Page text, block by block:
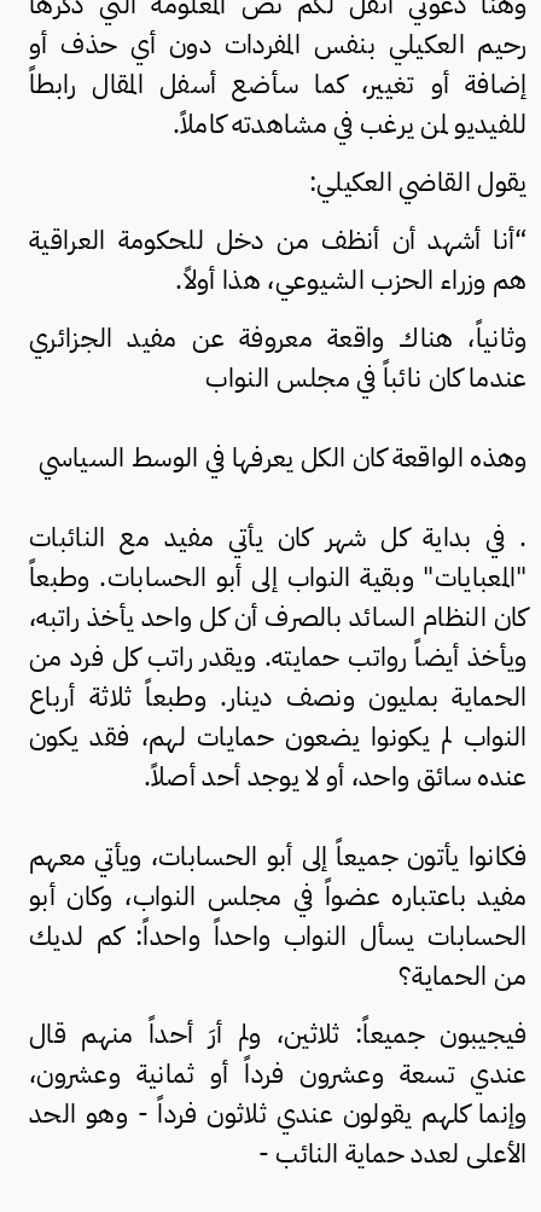
رحيم العكيلي بنفس المفردات دون أي حذف أو
إضافة أو تغيير، كما سأضع أسفل المقال رابطاً
للفيديو لمن يرغب في مشاهدته كاملاً.
يقول القاضي العكيلي:
“أنا أشهد أن أنظف من دخل للحكومة العراقية
هم وزراء الحزب الشيوعي، هذا أولاً.
وثانياً، هناك واقعة معروفة عن مفيد الجزائري
عندما كان نائباً في مجلس النواب
وهذه الواقعة كان الكل يعرفها في الوسط السياسي
. في بداية كل شهر كان يأتي مفيد مع النائبات
"المعبايات" وبقية النواب إلى أبو الحسابات. وطبعاً
كان النظام السائد بالصرف أن كل واحد يأخذ راتبه،
ويأخذ أيضاً رواتب حمايته. ويقدر راتب كل فرد من
الحماية بمليون ونصف دينار. وطبعاً ثلاثة أرباع
النواب لم يكونوا يضعون حمايات لهم، فقد يكون
عنده سائق واحد، أو لا يوجد أحد أصلاً.
فكانوا يأتون جميعاً إلى أبو الحسابات، ويأتي معهم
مفيد باعتباره عضواً في مجلس النواب، وكان أبو
الحسابات يسأل النواب واحداً واحداً: كم لديك
من الحماية؟
فيجيبون جميعاً: ثلاثين، ولم أرَ أحداً منهم قال
عندي تسعة وعشرون فرداً أو ثمانية وعشرون،
وإنما كلهم يقولون عندي ثلاثون فرداً - وهو الحد
الأعلى لعدد حماية النائب -